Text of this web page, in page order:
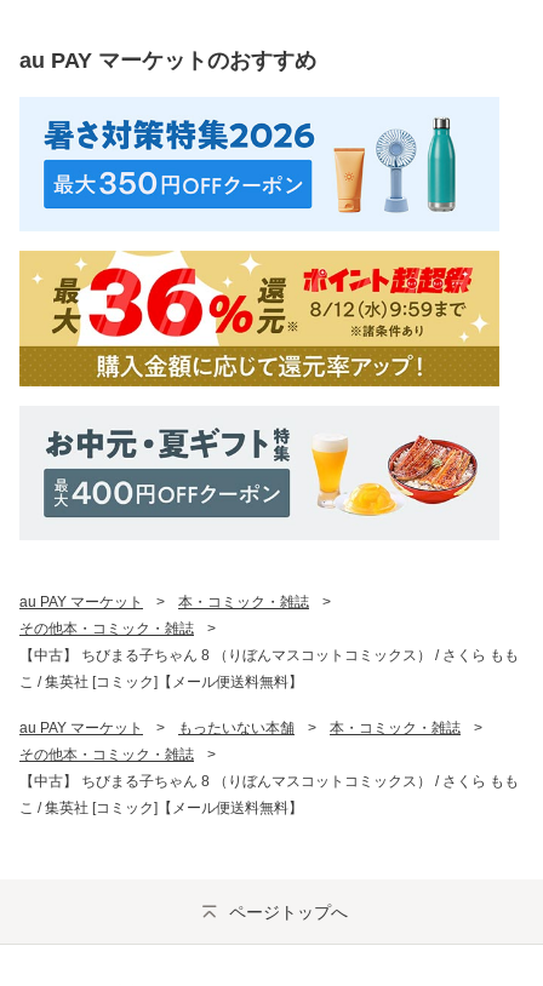
au PAY マーケットのおすすめ
au PAY マーケット > 本・コミック・雑誌
>
その他本・コミック・雑誌
>
【中古】 ちびまる子ちゃん 8 （りぼんマスコットコミックス） / さくら もも
こ / 集英社 [コミック]【メール便送料無料】
au PAY マーケット > もったいない本舗 > 本・コミック・雑誌
>
その他本・コミック・雑誌
>
【中古】 ちびまる子ちゃん 8 （りぼんマスコットコミックス） / さくら もも
こ / 集英社 [コミック]【メール便送料無料】
ページトップへ